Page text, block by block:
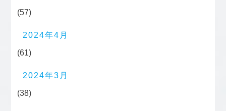
(57)
2024年4月
(61)
2024年3月
(38)